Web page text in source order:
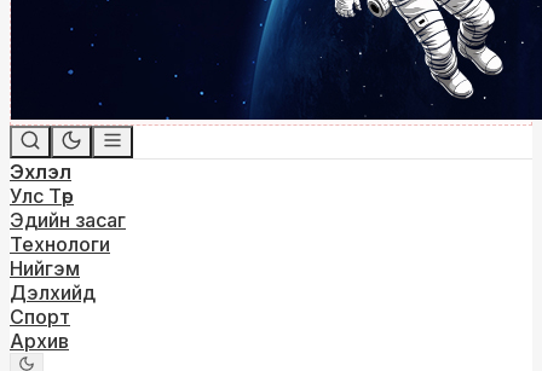
Эхлэл
Улс Төр
Эдийн засаг
Технологи
Нийгэм
Дэлхийд
Спорт
Архив